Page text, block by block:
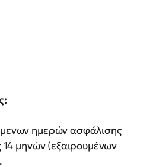
ημερών ασφάλισης
14 μηνών (εξαιρουμένων